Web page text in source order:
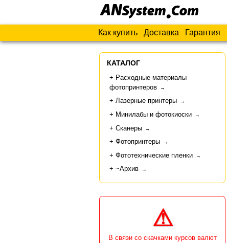
Как купить Доставка Гарантия
КАТАЛОГ
Расходные материалы
фотопринтеров
→
Лазерные принтеры →
Минилабы и фотокиоски →
Сканеры →
Фотопринтеры →
Фототехнические пленки →
~Архив →
⚠
В связи со скачками курсов валют